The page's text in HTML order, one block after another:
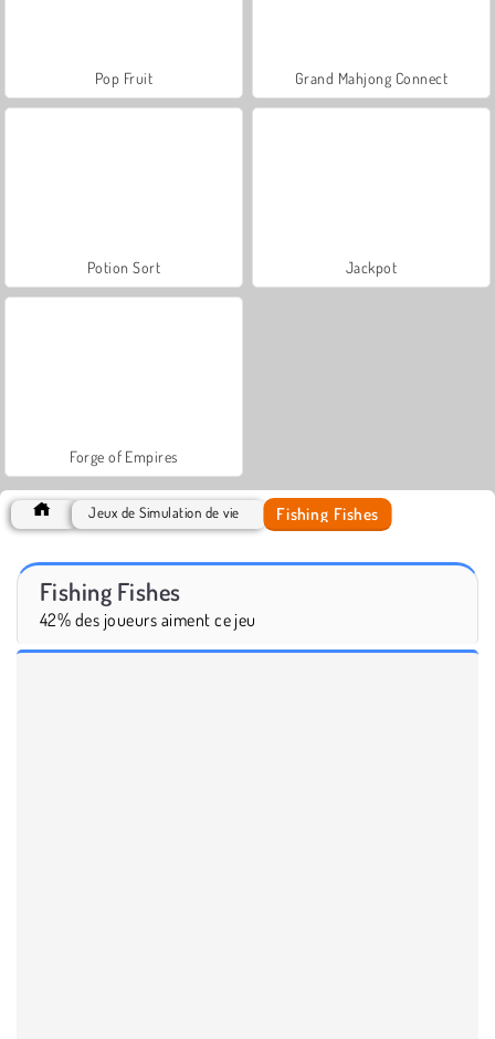
Pop Fruit Grand Mahjong Connect
Potion Sort Jackpot
Forge of Empires
Jeux de Simulation de vie Fishing Fishes
Fishing Fishes
42% des joueurs aiment ce jeu